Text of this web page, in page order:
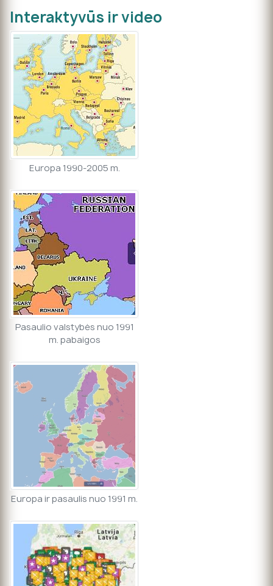
Interaktyvūs ir video
Europa 1990-2005 m.
Pasaulio valstybės nuo 1991
m. pabaigos
Europa ir pasaulis nuo 1991 m.